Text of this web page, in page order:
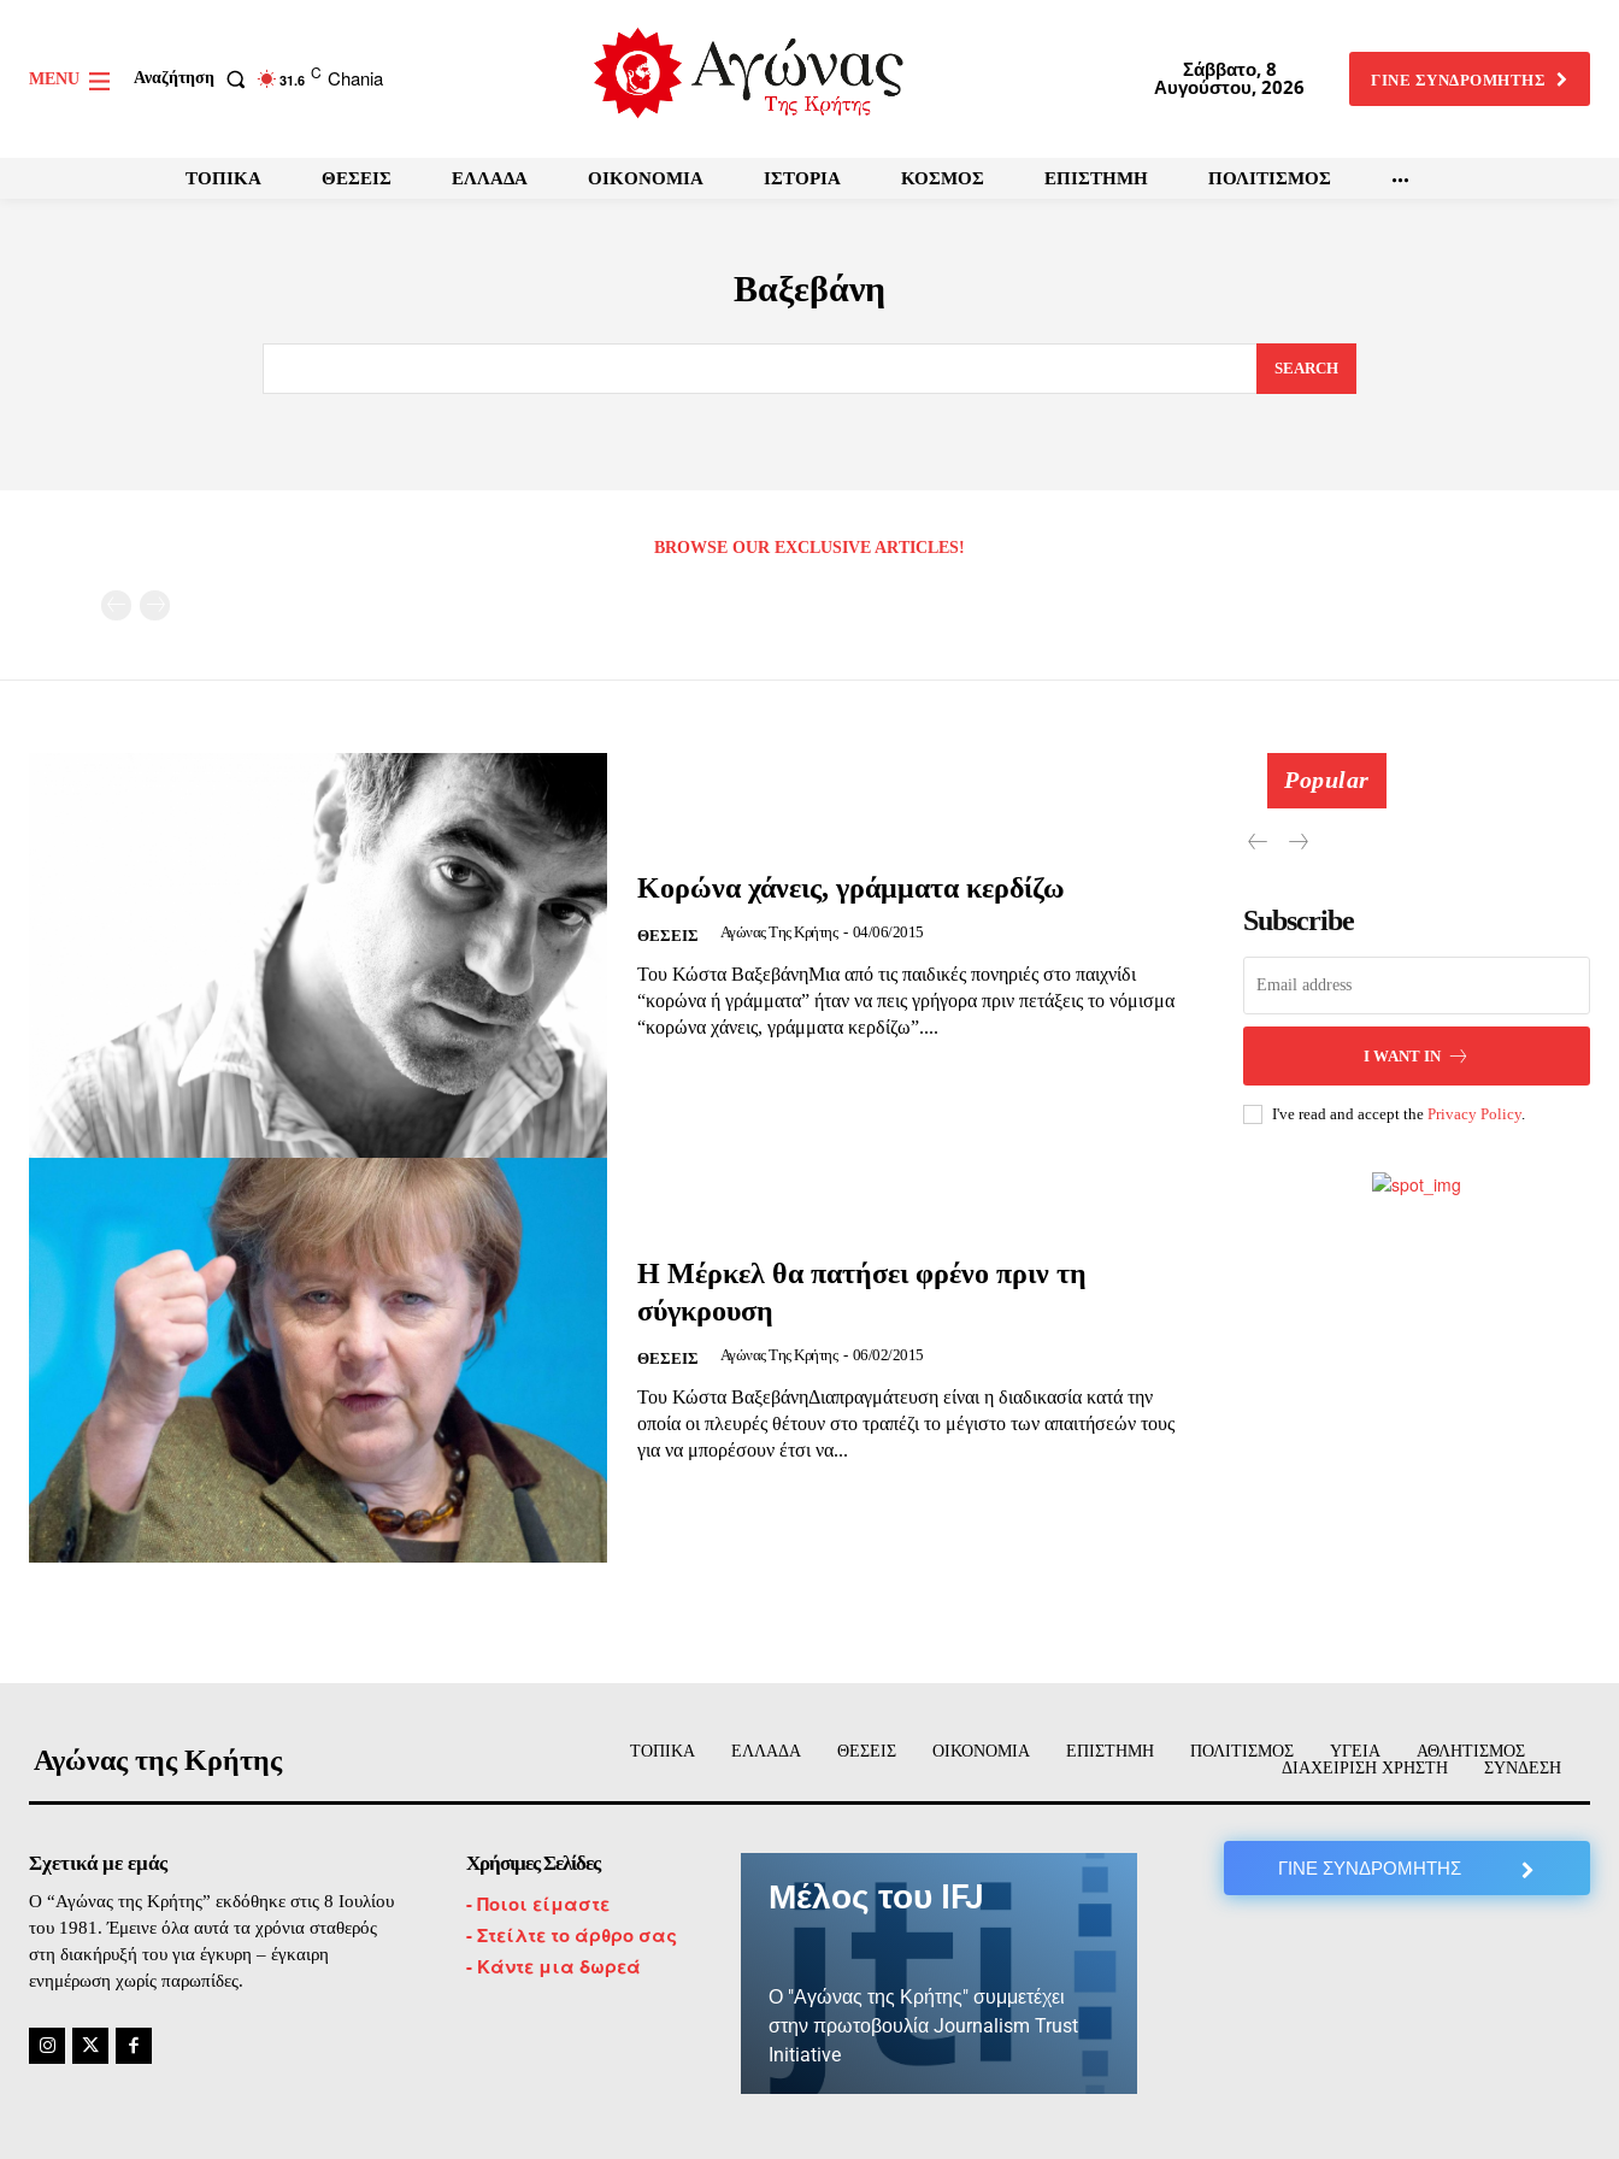
Καθημερινή Μαχητική
Εφημερίδα
ΕΓΓΡΑΦΕΙΤΕ
MENU Αναζήτηση 31.6 C Chania Σάββατο, 8
Αυγούστου, 2026 ΓΙΝΕ ΣΥΝΔΡΟΜΗΤΗΣ
ΤΟΠΙΚΑ ΘΕΣΕΙΣ ΕΛΛΑΔΑ OIKONOMIA ΙΣΤΟΡΙΑ ΚΟΣΜΟΣ ΕΠΙΣΤΗΜΗ ΠΟΛΙΤΙΣΜΟΣ
Βαξεβάνη
SEARCH
BROWSE OUR EXCLUSIVE ARTICLES!
Κορώνα χάνεις, γράμματα κερδίζω
ΘΕΣΕΙΣ Αγώνας Της Κρήτης - 04/06/2015
Του Κώστα ΒαξεβάνηΜια από τις παιδικές πονηριές στο παιχνίδι
“κορώνα ή γράμματα” ήταν να πεις γρήγορα πριν πετάξεις το νόμισμα
“κορώνα χάνεις, γράμματα κερδίζω”....
Η Μέρκελ θα πατήσει φρένο πριν τη
σύγκρουση
ΘΕΣΕΙΣ Αγώνας Της Κρήτης - 06/02/2015
Του Κώστα ΒαξεβάνηΔιαπραγμάτευση είναι η διαδικασία κατά την
οποία οι πλευρές θέτουν στο τραπέζι το μέγιστο των απαιτήσεών τους
για να μπορέσουν έτσι να...
Popular
Subscribe
I WANT IN
I've read and accept the Privacy Policy.
Αγώνας της Κρήτης ΤΟΠΙΚΑ ΕΛΛΑΔΑ ΘΕΣΕΙΣ ΟΙΚΟΝΟΜΙΑ ΕΠΙΣΤΗΜΗ ΠΟΛΙΤΙΣΜΟΣ ΥΓΕΙΑ
ΑΘΛΗΤΙΣΜΟΣ
ΔΙΑΧΕΙΡΙΣΗ ΧΡΗΣΤΗ
ΣΥΝΔΕΣΗ
Σχετικά με εμάς
O “Αγώνας της Κρήτης” εκδόθηκε στις 8 Ιουλίου
του 1981. Έμεινε όλα αυτά τα χρόνια σταθερός
στη διακήρυξή του για έγκυρη – έγκαιρη
ενημέρωση χωρίς παρωπίδες.
Χρήσιμες Σελίδες
-Ποιοι είμαστε
- Στείλτε το άρθρο σας
- Κάντε μια δωρεά
Μέλος του IFJ
Ο "Αγώνας της Κρήτης" συμμετέχει
στην πρωτοβουλία Journalism Trust
Initiative
ΓΙΝΕ ΣΥΝΔΡΟΜΗΤΗΣ